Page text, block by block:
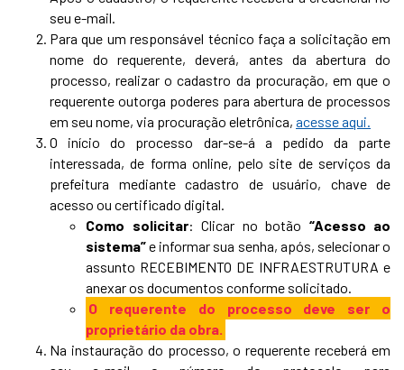
seu e-mail.
Para que um responsável técnico faça a solicitação em
nome do requerente, deverá, antes da abertura do
processo, realizar o cadastro da procuração, em que o
requerente outorga poderes para abertura de processos
em seu nome, via procuração eletrônica, acesse aqui.
O início do processo dar-se-á a pedido da parte
interessada, de forma online, pelo site de serviços da
prefeitura mediante cadastro de usuário, chave de
acesso ou certificado digital.
Como solicitar: Clicar no botão “Acesso ao
sistema”e informar sua senha, após, selecionar o
assunto RECEBIMENTO DE INFRAESTRUTURA e
anexar os documentos conforme solicitado.
O requerente do processo deve ser o
proprietário da obra.
Na instauração do processo, o requerente receberá em